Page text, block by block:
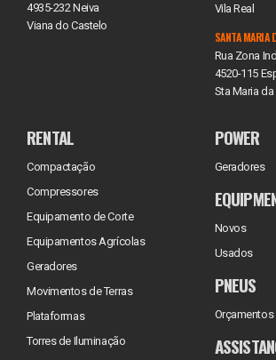
4935-232 Neiva
Viana do Castelo
Vila Real
SANTA MARIA
Rua Zona
4520-115
Sta Maria da
RENTAL
Compactação
Compressores
Equipamento de Corte
Equipamentos Agrícolas
Geradores
Movimentos de Terras
Plataformas
Torres de Iluminação
POWER
Geradores
Novos
Usados
PNEUS
Orçamentos